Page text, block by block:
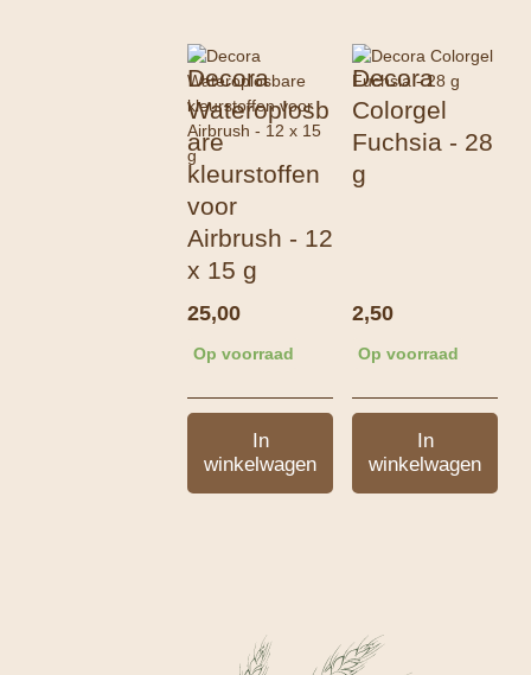
Decora
Wateroplosb
are
kleurstoffen
voor
Airbrush - 12
x 15 g
25,00
Op voorraad
In
winkelwagen
Decora
Colorgel
Fuchsia - 28
g
2,50
Op voorraad
In
winkelwagen